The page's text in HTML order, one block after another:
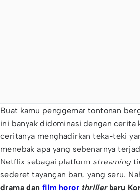
Buat kamu penggemar tontonan
ini banyak didominasi dengan cerita
ceritanya menghadirkan teka-teki
menebak apa yang sebenarnya
Netflix sebagai platform streaming
sederet tayangan baru yang seru.
drama danfilm horor thriller baru